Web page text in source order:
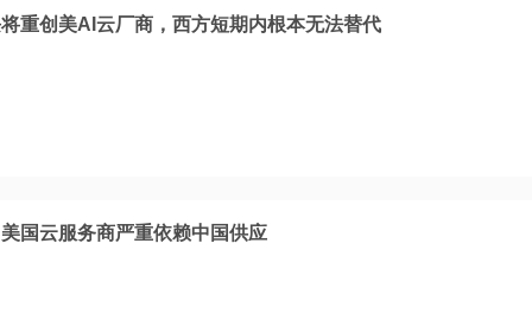
重创美AI云厂商，西方短期内根本无法替代
国云服务商严重依赖中国供应